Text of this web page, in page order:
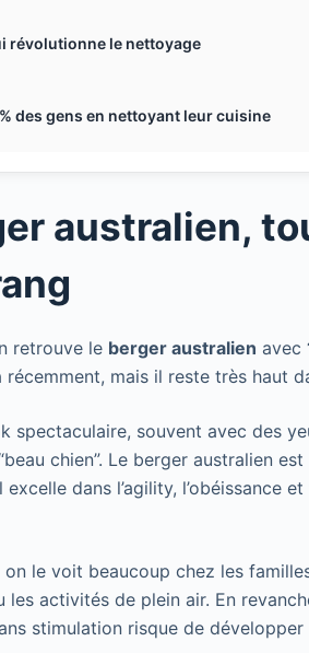
révolutionne le nettoyage
des gens en nettoyant leur cuisine
australien,
retrouve le berger australien avec
récemment, mais il reste très
spectaculaire, souvent avec des
chien”. Le berger australien
dans l’agility, l’obéissance
on le voit beaucoup chez les
les activités de plein air. En
stimulation risque de